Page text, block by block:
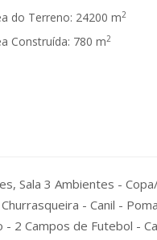
do Terreno: 24200 m2
Construída: 780 m2
Sala 3 Ambientes -
- Canil -
2 Campos de Futebol -